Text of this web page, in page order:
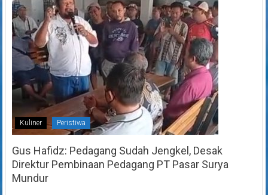
Kuliner Peristiwa
Gus Hafidz: Pedagang Sudah Jengkel, Desak
Direktur Pembinaan Pedagang PT Pasar Surya
Mundur